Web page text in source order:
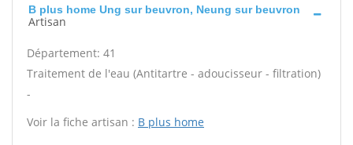
B plus home Ung sur beuvron, Neung sur beuvron
Artisan
Département: 41
Traitement de l'eau (Antitartre - adoucisseur - filtration)
-
Voir la fiche artisan : B plus home